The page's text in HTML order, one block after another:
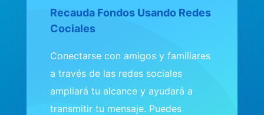
Recauda Fondos Usando Redes
Cociales
Conectarse con amigos y familiares
a través de las redes sociales
ampliará tu alcance y ayudará a
transmitir tu mensaje. Puedes